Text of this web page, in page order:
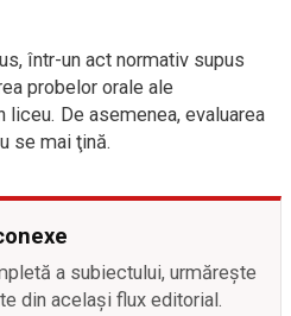
într-un act normativ supus
probelor orale ale
liceu. De asemenea, evaluarea
se mai ţină.
a subiectului, urmărește
din același flux editorial.